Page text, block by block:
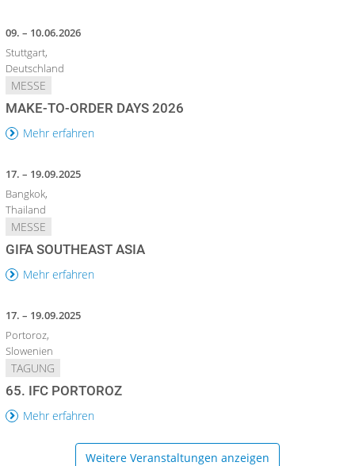
09. – 10.06.2026
Stuttgart,
Deutschland
MESSE
MAKE-TO-ORDER DAYS 2026
Mehr erfahren
17. – 19.09.2025
Bangkok,
Thailand
MESSE
GIFA SOUTHEAST ASIA
Mehr erfahren
17. – 19.09.2025
Portoroz,
Slowenien
TAGUNG
65. IFC PORTOROZ
Mehr erfahren
Weitere Veranstaltungen anzeigen